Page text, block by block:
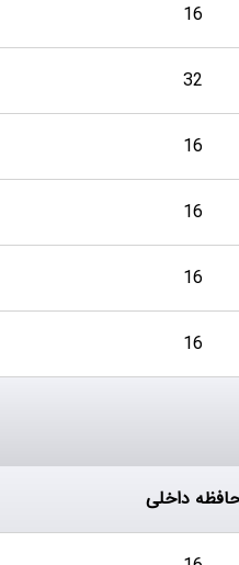
16
32
16
16
16
16
داخلی